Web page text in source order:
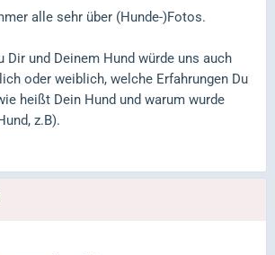
alle sehr über (Hunde-)Fotos.
Dir und Deinem Hund würde uns auch
oder weiblich, welche Erfahrungen Du
heißt Dein Hund und warum wurde
z.B).